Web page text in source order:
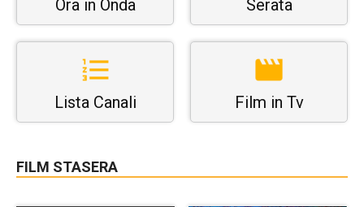
Ora in Onda Serata
Lista Canali Film in Tv
FILM STASERA